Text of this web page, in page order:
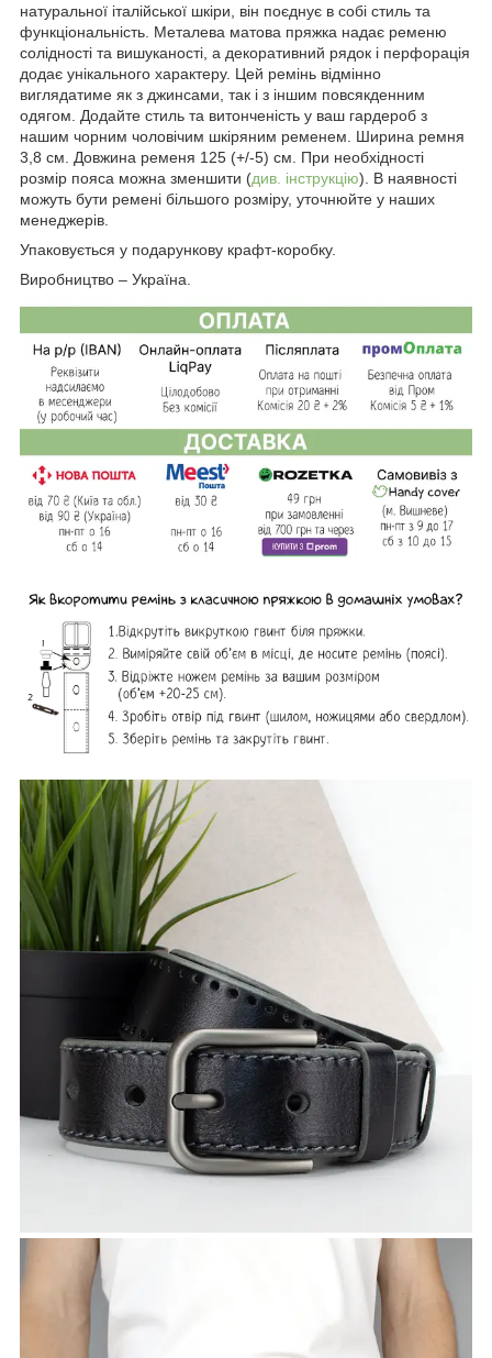
натуральної італійської шкіри, він поєднує в собі стиль та
функціональність. Металева матова пряжка надає ременю
солідності та вишуканості, а декоративний рядок і перфорація
додає унікального характеру. Цей ремінь відмінно
виглядатиме як з джинсами, так і з іншим повсякденним
одягом. Додайте стиль та витонченість у ваш гардероб з
нашим чорним чоловічим шкіряним ременем. Ширина ремня
3,8 см. Довжина ременя 125 (+/-5) см. При необхідності
розмір пояса можна зменшити (див. інструкцію). В наявності
можуть бути ремені більшого розміру, уточнюйте у наших
менеджерів.
Упаковується у подарункову крафт-коробку.
Виробництво – Україна.